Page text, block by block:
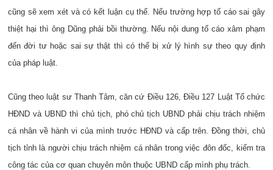
cũng sẽ xem xét và có kết luận cụ thể. Nếu trường hợp tố cáo sai gây
thiệt hại thì ông Dũng phải bồi thường. Nếu nội dung tố cáo xâm phạm
đến đời tư hoặc sai sự thật thì có thể bị xử lý hình sự theo quy định
của pháp luật.
Cũng theo luật sư Thanh Tâm, căn cứ Điều 126, Điều 127 Luật Tổ chức
HĐND và UBND thì chủ tịch, phó chủ tịch UBND phải chịu trách nhiệm
cá nhân về hành vi của mình trước HĐND và cấp trên. Đồng thời, chủ
tịch tỉnh là người chịu trách nhiệm cá nhân trong việc đôn đốc, kiểm tra
công tác của cơ quan chuyên môn thuộc UBND cấp mình phụ trách.